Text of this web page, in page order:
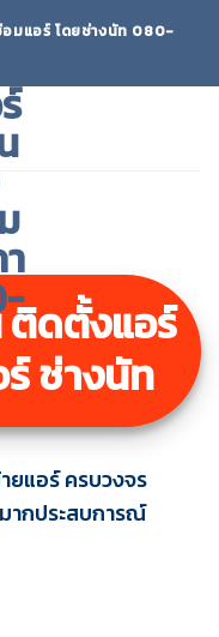
อมแอร์ โดยช่างนัท 080-
ติดตั้งแอร์
ช่างนัท
ยแอร์ ครบวงจร
ากประสบการณ์